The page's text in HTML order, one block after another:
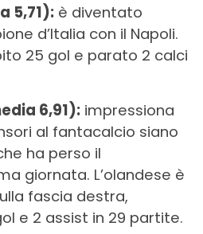
5,71):è diventato
d’Italia con il Napoli.
25 gol e parato 2 calci
6,91):impressiona
al fantacalcio siano
ha perso il
giornata. L’olandese è
fascia destra,
e 2 assist in 29 partite.